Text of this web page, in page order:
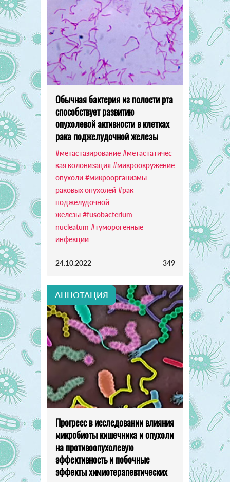
Обычная бактерия из полости рта
способствует развитию
опухолевой активности в клетках
рака поджелудочной железы
#метастазирование #метастатичес
кая колонизация #микроокружение
опухоли #микроорганизмы
раковых опухолей #рак
поджелудочной
железы #fusobacterium
nucleatum #туморогенные
инфекции
24.10.2022 349
АННОТАЦИЯ
Прогресс в исследовании влияния
микробиоты кишечника и опухоли
на противоопухолевую
эффективность и побочные
эффекты химиотерапевтических